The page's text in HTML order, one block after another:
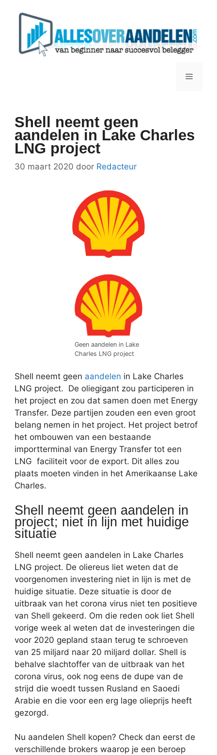
Menu
Shell neemt geen
aandelen in Lake Charles
LNG project
30 maart 2020 door Redacteur
Geen aandelen in Lake
Charles LNG project
Shell neemt geen aandelen in Lake Charles
LNG project. De oliegigant zou participeren in
het project en zou dat samen doen met Energy
Transfer. Deze partijen zouden een even groot
belang nemen in het project. Het project betrof
het ombouwen van een bestaande
importterminal van Energy Transfer tot een
LNG faciliteit voor de export. Dit alles zou
plaats moeten vinden in het Amerikaanse Lake
Charles.
Shell neemt geen aandelen in
project; niet in lijn met huidige
situatie
Shell neemt geen aandelen in Lake Charles
LNG project. De oliereus liet weten dat de
voorgenomen investering niet in lijn is met de
huidige situatie. Deze situatie is door de
uitbraak van het corona virus niet ten positieve
van Shell gekeerd. Om die reden ook liet Shell
vorige week al weten dat de investeringen die
voor 2020 gepland staan terug te schroeven
van 25 miljard naar 20 miljard dollar. Shell is
behalve slachtoffer van de uitbraak van het
corona virus, ook nog eens de dupe van de
strijd die woedt tussen Rusland en Saoedi
Arabie en die voor een erg lage olieprijs heeft
gezorgd.
Nu aandelen Shell kopen? Check dan eerst de
verschillende brokers waarop je een beroep